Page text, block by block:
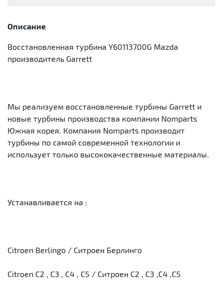
Описание
Восстановленная турбина Y60113700G Mazda
производитель Garrett
Мы реализуем восстановленные турбины Garrett и
новые турбины производства компании Nomparts
Южная корея. Компания Nomparts производит
турбины по самой современной технологии и
использует только высококачественные материалы.
Устанавливается на :
Citroen Berlingo / Ситроен Берлинго
Citroen C2 , C3 , C4 , C5 / Ситроен С2 , С3 ,С4 ,С5